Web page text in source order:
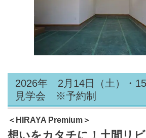
2026年 2月14日（土）・
見学会 ※予約制
＜HIRAYA Premium＞
想いをカタチに！土間リ